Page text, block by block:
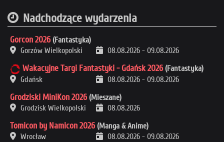
Nadchodzące wydarzenia
Gorcon 2026 (Fantastyka)
Gorzów Wielkopolski
08.08.2026 - 09.08.2026
Wakacyjne Targi Fantastyki - Gdańsk 2026 (Fantastyka)
Gdańsk
08.08.2026 - 09.08.2026
Grodziski MiniKon 2026 (Mieszane)
Grodzisk Wielkopolski
08.08.2026
Tomicon by Namicon 2026 (Manga & Anime)
Wrocław
08.08.2026 - 09.08.2026